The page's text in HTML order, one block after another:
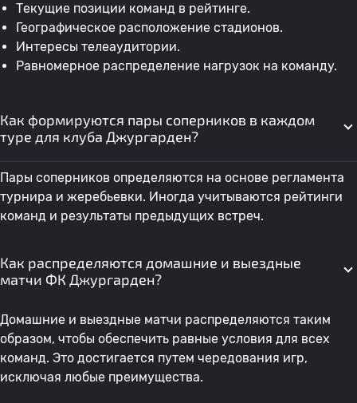
Текущие позиции команд в рейтинге.
Географическое расположение стадионов.
Интересы телеаудитории.
Равномерное распределение нагрузок на команду.
Как формируются пары соперников в каждом
туре для клуба Джургарден?
Пары соперников определяются на основе регламента
турнира и жеребьевки. Иногда учитываются рейтинги
команд и результаты предыдущих встреч.
Как распределяются домашние и выездные
матчи ФК Джургарден?
Домашние и выездные матчи распределяются таким
образом, чтобы обеспечить равные условия для всех
команд. Это достигается путем чередования игр,
исключая любые преимущества.